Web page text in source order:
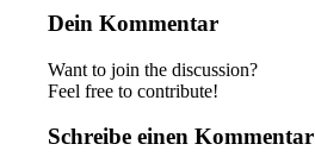
Dein Kommentar
Want to join the discussion?
Feel free to contribute!
Schreibe einen Kommentar